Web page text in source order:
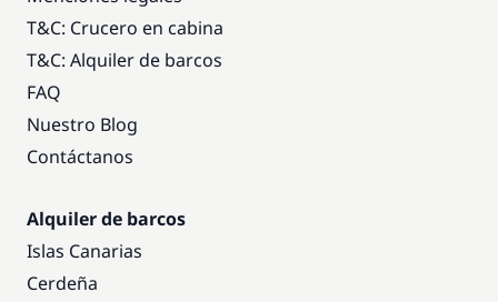
T&C: Crucero en cabina
T&C: Alquiler de barcos
FAQ
Nuestro Blog
Contáctanos
Alquiler de barcos
Islas Canarias
Cerdeña